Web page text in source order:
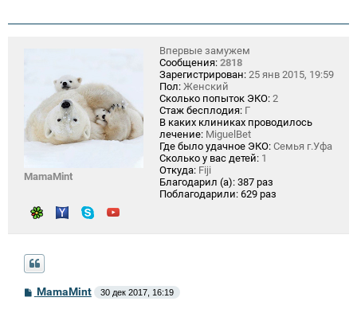
MamaMint
Впервые замужем
Сообщения: 2818
Зарегистрирован: 25 янв 2015, 19:59
Пол: Женский
Сколько попыток ЭКО: 2
Стаж бесплодия: Г
В каких клиниках проводилось
лечение: MiguelBet
Где было удачное ЭКО: Семья г.Уфа
Сколько у вас детей: 1
Откуда: Fiji
Благодарил (а): 387 раз
Поблагодарили: 629 раз
СMamaMint 30 дек 2017, 16:19